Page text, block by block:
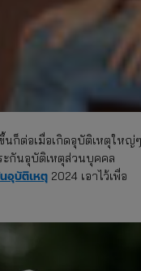
นก็ต่อเมื่อเกิดอุบัติเหตุใหญ่ๆ
ะกันอุบัติเหตุส่วนบุคคล
อุบัติเหตุ 2024 เอาไว้เพื่อ